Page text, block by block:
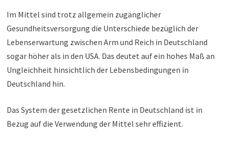
Im Mittel sind trotz allgemein zugänglicher
Gesundheitsversorgung die Unterschiede bezüglich der
Lebenserwartung zwischen Arm und Reich in Deutschland
sogar höher als in den USA. Das deutet auf ein hohes Maß an
Ungleichheit hinsichtlich der Lebensbedingungen in
Deutschland hin.
Das System der gesetzlichen Rente in Deutschland ist in
Bezug auf die Verwendung der Mittel sehr effizient.